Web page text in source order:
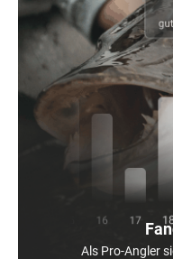
Als Pro-Angler